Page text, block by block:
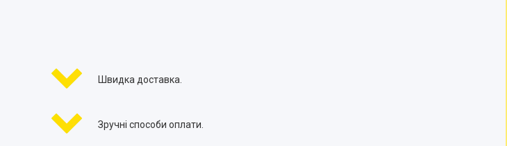
Швидка доставка.
Зручні способи оплати.